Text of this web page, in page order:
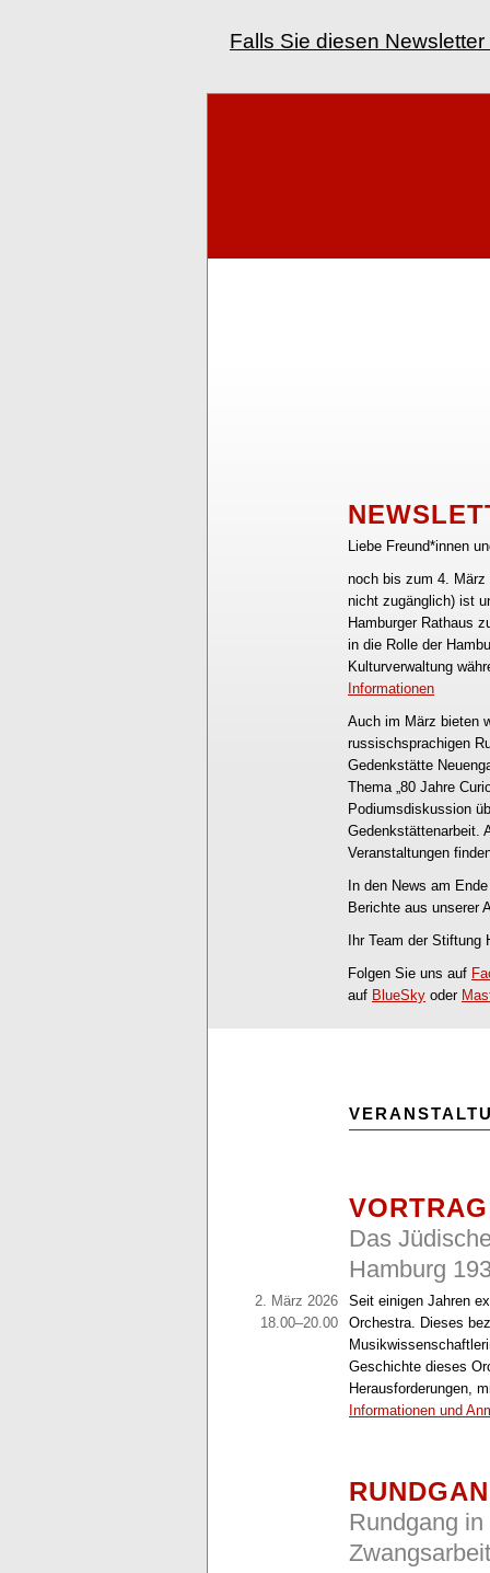
Falls Sie diesen
Liebe Freund*innen
noch bis zum 4. März
nicht zugänglich) ist
Hamburger Rathaus
in die Rolle der
Kulturverwaltung
Informationen
Auch im März bieten
russischsprachigen
Gedenkstätte
Thema „80 Jahre
Podiumsdiskussion
Gedenkstättenarbeit.
Veranstaltungen
In den News am
Berichte aus unserer
Ihr Team der
Folgen Sie uns auf
auf BlueSky oder
VORTRAG
Das
Hamburg
2. März 2026
18.00–20.00
Seit einigen Jahren
Orchestra. Dieses
Geschichte dieses
Herausforderungen,
Informationen und
Rundgang